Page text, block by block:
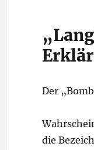
Der
die